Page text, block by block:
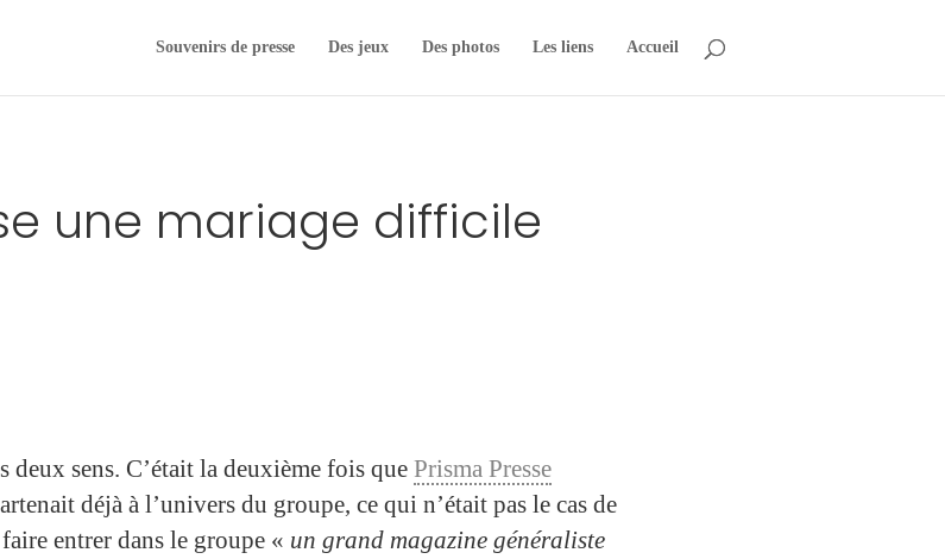
Souvenirs de presse Des jeux Des photos Les liens Accueil
une mariage difficile
deux sens. C’était la deuxième fois que Prisma Presse
déjà à l’univers du groupe, ce qui n’était pas le cas de
entrer dans le groupe « un grand magazine généraliste